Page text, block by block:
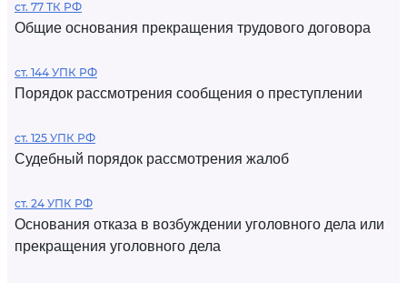
ст. 77 ТК РФ
Общие основания прекращения трудового договора
ст. 144 УПК РФ
Порядок рассмотрения сообщения о преступлении
ст. 125 УПК РФ
Судебный порядок рассмотрения жалоб
ст. 24 УПК РФ
Основания отказа в возбуждении уголовного дела или
прекращения уголовного дела